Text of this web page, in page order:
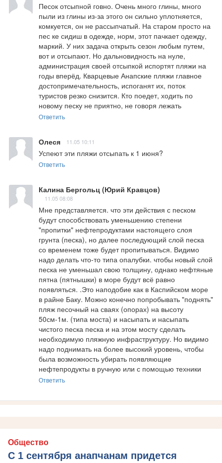
Песок отсыпной говно. Очень много глины, много
пыли из глины из-за этого он сильно уплотняется,
комкуется, он не рассыпчатый. На старом просто на
пес ке сидиш в одежде, норм, этот пачкает одежду,
маркий. У них задача открыть сезон любым путем,
вот и отсыпают. Но дальновидность на нуле,
администрация своей отсыпкой испортят пляжи на
годы вперёд. Кварцевые Анапские пляжи главное
достопримечательность, испоганят их, поток
туристов резко снизится. Кто поедет, ходить по
новому песку не приятно, не говоря лежать
Ответить
Олеся 11.05 10:11
Успеют эти пляжи отсыпать к 1 июня?
Ответить
Калина Бергольц (Юрий Кравцов)
11.05 08:08
Мне представляется. что эти действия с песком
будут способствовать уменьшению степени
"пропитки" нефтепродуктами настоящего слоя
грунта (песка), но далее последующий слой песка
со временем тоже будет пропитываться. Видимо
надо делать что-то типа опалубки. чтобы новый слой
песка не уменьшал свою толщину, однако нефтяные
пятна (пятнышки) в море будут всё равно
появляться. .Это наподобие как в Каспийском море
в райне Баку. Можно конечно попробывать "поднять"
пляж песочный на сваях (опорах) на высоту
50см-1м. (типа моста) и насыпать и насыпать
чистого песка песка и на этом мосту сделать
необходимую пляжную инфраструктуру. Но видимо
надо поднимать на более высокий уровень, чтобы
была возможность убирать появляющие
нефтепродукты в ручную или с помощью техники
Ответить
Общество
С 1 сентября анапчанам придется